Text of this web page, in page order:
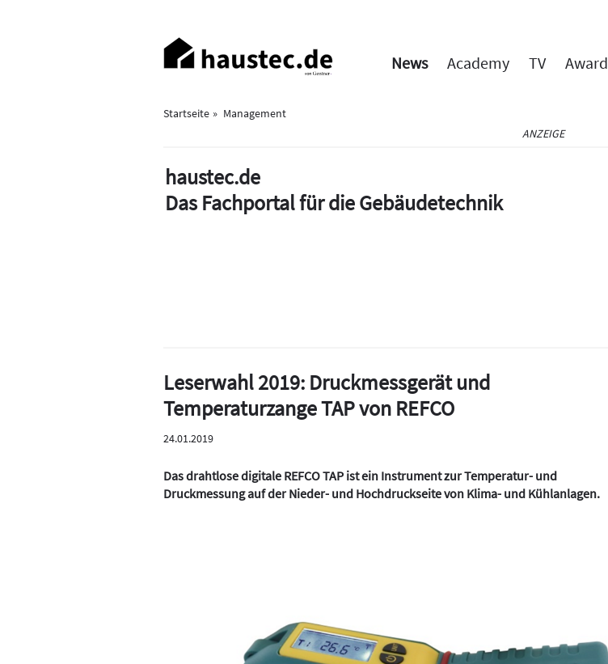
Haupt-
Navigation
News Academy TV Award
Startseite
Management
ANZEIGE
haustec.de
Das Fachportal für die Gebäudetechnik
Leserwahl 2019: Druckmessgerät und
Temperaturzange TAP von REFCO
24.01.2019
Das drahtlose digitale REFCOTAP ist ein Instrument zur Temperatur- und
Druckmessung auf der Nieder- und Hochdruckseite von Klima- und Kühlanlagen.